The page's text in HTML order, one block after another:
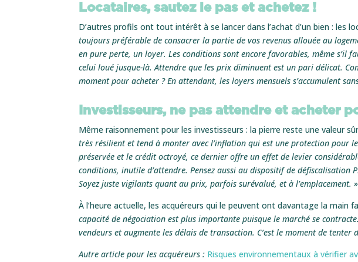
Locataires, sautez le pas et achetez !
D’autres profils ont tout intérêt à se lancer dans l’achat d’un bien : les
toujours préférable de consacrer la partie de vos revenus allouée au
en pure perte, un loyer. Les conditions sont encore favorables, même s’il
celui loué jusque-là. Attendre que les prix diminuent est un pari délicat.
moment pour acheter ? En attendant, les loyers mensuels s’accumulent
Investisseurs, ne pas attendre et acheter
Même raisonnement pour les investisseurs : la pierre reste une valeur
très résilient et tend à monter avec l’inflation qui est une protection pour
préservée et le crédit octroyé, ce dernier offre un effet de levier
conditions, inutile d’attendre. Pensez aussi au dispositif de défiscalisation
Soyez juste vigilants quant au prix, parfois surévalué, et à l’emplacement. »
À l’heure actuelle, les acquéreurs qui le peuvent ont davantage la
capacité de négociation est plus importante puisque le marché se
vendeurs et augmente les délais de transaction. C’est le moment de tenter
Autre article pour les acquéreurs : Risques environnementaux à vérifier